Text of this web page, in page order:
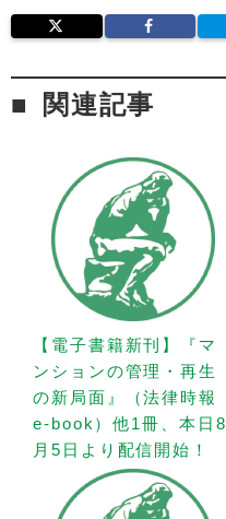
関連記事
【電子書籍新刊】『マ
ンションの管理・再生
の新局面』（法律時報
e-book）他1冊、本日8
月5日より配信開始！